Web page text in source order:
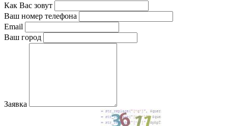
Как Вас зовут
Ваш номер телефона
Email
Ваш город
Заявка